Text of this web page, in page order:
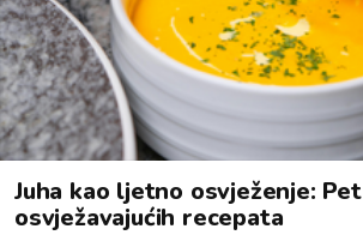
Juha kao ljetno osvježenje: Pet
osvježavajućih recepata